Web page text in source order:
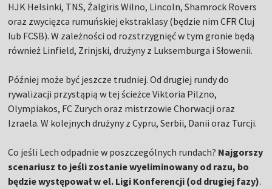
HJK Helsinki, TNS, Żalgiris Wilno, Lincoln, Shamrock Rovers
oraz zwycięzca rumuńskiej ekstraklasy (będzie nim CFR Cluj
lub FCSB). W zależności od rozstrzygnięć w tym gronie będą
również Linfield, Zrinjski, drużyny z Luksemburga i Słowenii.
Później może być jeszcze trudniej. Od drugiej rundy do
rywalizacji przystąpią w tej ścieżce Viktoria Pilzno,
Olympiakos, FC Zurych oraz mistrzowie Chorwacji oraz
Izraela. W kolejnych drużyny z Cypru, Serbii, Danii oraz Turcji.
Co jeśli Lech odpadnie w poszczególnych rundach? Najgorszy
scenariusz to jeśli zostanie wyeliminowany od razu, bo
będzie występował w el. Ligi Konferencji (od drugiej fazy).